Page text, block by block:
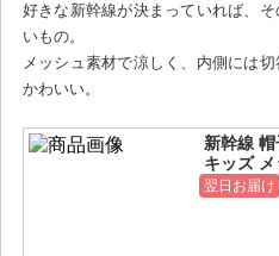
好きな新幹線が決まっていれば、
いもの。
メッシュ素材で涼しく、内側には
かわいい。